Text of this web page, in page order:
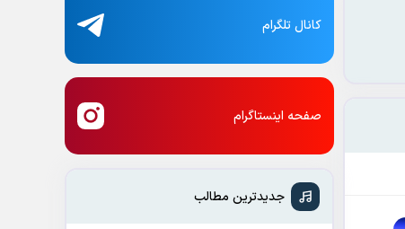
کانال تلگرام
صفحه اینستاگرام
جدیدترین مطالب